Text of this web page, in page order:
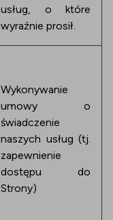
usług, o które
wyraźnie prosił.
Wykonywanie
umowy o
świadczenie
naszych usług (tj.
zapewnienie
dostępu do
Strony)